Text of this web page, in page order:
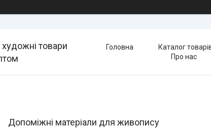
товари
Головна Каталог
Про нас
Допоміжні матеріали для живопису